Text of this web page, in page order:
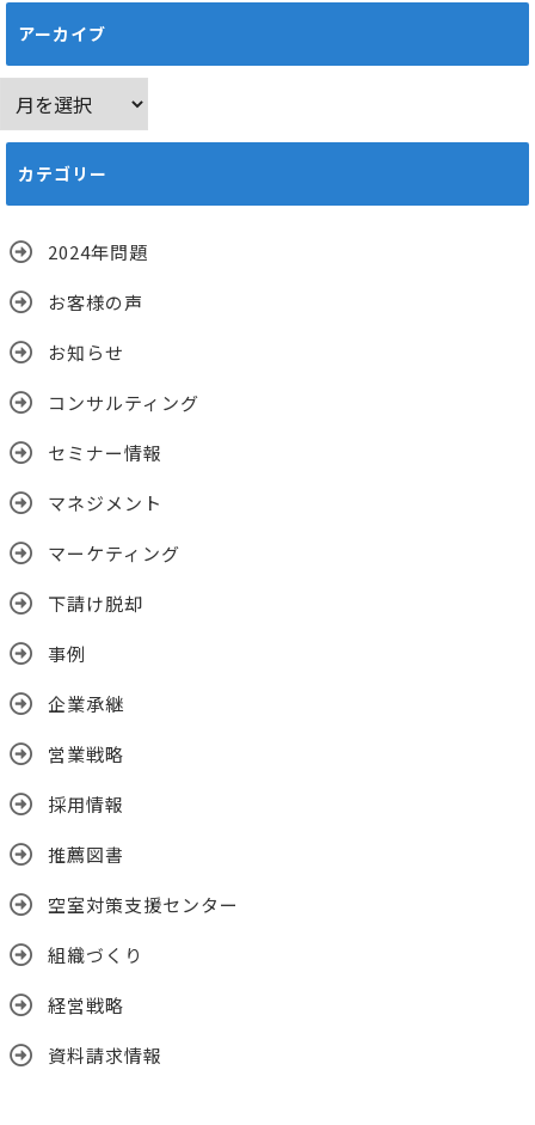
アーカイブ
ー
カ
ブ
カテゴリー
2024年問題
お客様の声
お知らせ
コンサルティング
セミナー情報
マネジメント
マーケティング
下請け脱却
事例
企業承継
営業戦略
採用情報
推薦図書
空室対策支援センター
組織づくり
経営戦略
資料請求情報